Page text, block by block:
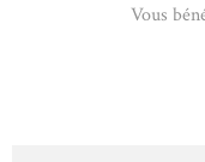
Vous